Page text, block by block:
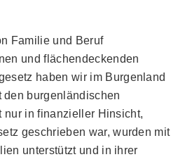
Familie und Beruf
und flächendeckenden
haben wir im Burgenland
den burgenländischen
nur in finanzieller Hinsicht,
geschrieben war, wurden mit
unterstützt und in ihrer